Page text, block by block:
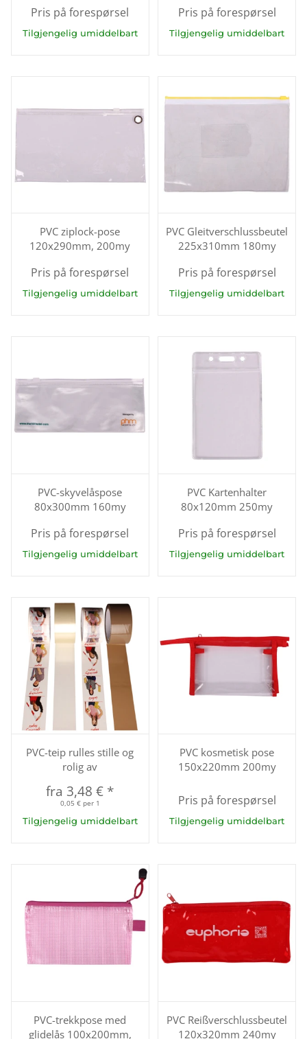
Pris på forespørsel
Tilgjengelig umiddelbart
Pris på forespørsel
Tilgjengelig umiddelbart
PVC ziplock-pose
120x290mm, 200my
Pris på forespørsel
Tilgjengelig umiddelbart
PVC Gleitverschlussbeutel
225x310mm 180my
Pris på forespørsel
Tilgjengelig umiddelbart
PVC-skyvelåspose
80x300mm 160my
Pris på forespørsel
Tilgjengelig umiddelbart
PVC Kartenhalter
80x120mm 250my
Pris på forespørsel
Tilgjengelig umiddelbart
PVC-teip rulles stille og
rolig av
fra 3,48 € *
0,05 € per 1
Tilgjengelig umiddelbart
PVC kosmetisk pose
150x220mm 200my
Pris på forespørsel
Tilgjengelig umiddelbart
PVC-trekkpose med
glidelås 100x200mm,
PVC Reißverschlussbeutel
120x320mm 240my